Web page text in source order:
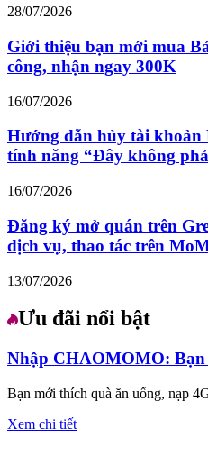
28/07/2026
Giới thiệu bạn mới mua
công, nhận ngay 300K
16/07/2026
Hướng dẫn hủy tài khoản
tính năng “Đây không
16/07/2026
Đăng ký mở quán trên
dịch vụ, thao tác trên
13/07/2026
Ưu đãi nổi bật
Nhập CHAOMOMO:
Bạn mới thích quà ăn uống, nạp
Xem chi tiết